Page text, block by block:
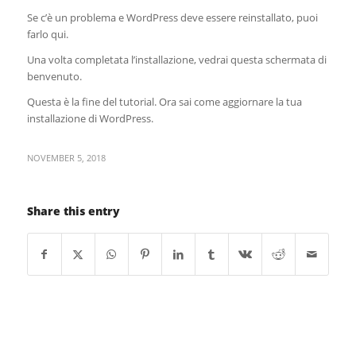
Se c’è un problema e WordPress deve essere reinstallato, puoi
farlo qui.
Una volta completata l’installazione, vedrai questa schermata di
benvenuto.
Questa è la fine del tutorial. Ora sai come aggiornare la tua
installazione di WordPress.
NOVEMBER 5, 2018
Share this entry